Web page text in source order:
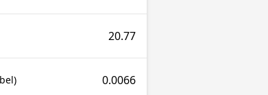
20.77
0.0066